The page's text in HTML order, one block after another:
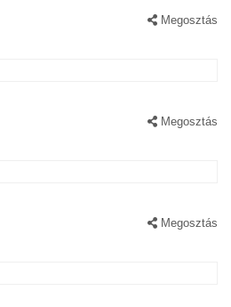
Megosztás
Megosztás
Megosztás